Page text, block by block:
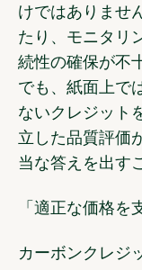
けではありませ
たり、モニタリ
続性の確保が不
でも、紙面上で
ないクレジット
立した品質評価
当な答えを出す
「適正な価格を
カーボンクレジ